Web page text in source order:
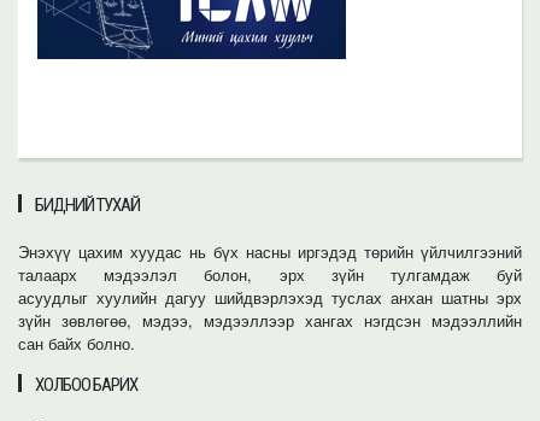
БИДНИЙ ТУХАЙ
Энэхүү цахим хуудас нь бүх насны иргэдэд төрийн үйлчилгээний
талаарх мэдээлэл болон, эрх зүйн тулгамдаж буй
асуудлыг хуулийн дагуу шийдвэрлэхэд туслах анхан шатны эрх
зүйн зөвлөгөө, мэдээ, мэдээллээр хангах нэгдсэн мэдээллийн
сан байх болно.
ХОЛБОО БАРИХ